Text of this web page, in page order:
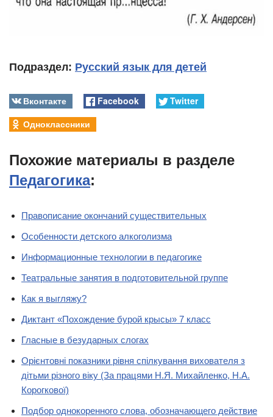
Подраздел: Русский язык для детей
Вконтакте Facebook
Twitter
Одноклассники
Похожие материалы в разделе
Педагогика:
Правописание окончаний существительных
Особенности детского алкоголизма
Информационные технологии в педагогике
Театральные занятия в подготовительной группе
Как я выгляжу?
Диктант «Похождение бурой крысы» 7 класс
Гласные в безударных слогах
Орієнтовні показники рівня спілкування вихователя з
дітьми різного віку (За працями Н.Я. Михайленко, Н.А.
Корогкової)
Подбор однокоренного слова, обозначающего действие